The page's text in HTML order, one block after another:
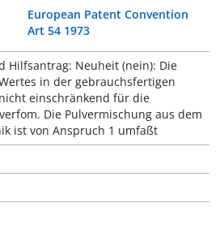
European Patent Convention
Art 54 1973
Hilfsantrag: Neuheit (nein): Die
in der gebrauchsfertigen
einschränkend für die
Die Pulvermischung aus dem
ist von Anspruch 1 umfaßt